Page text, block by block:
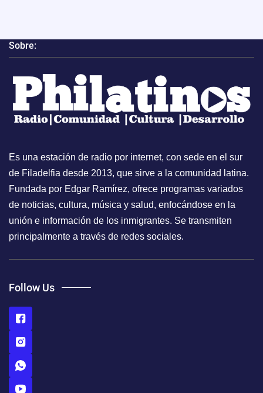
Sobre:
Es una estación de radio por internet, con sede en el sur
de Filadelfia desde 2013, que sirve a la comunidad latina.
Fundada por Edgar Ramírez, ofrece programas variados
de noticias, cultura, música y salud, enfocándose en la
unión e información de los inmigrantes. Se transmiten
principalmente a través de redes sociales.
Follow Us